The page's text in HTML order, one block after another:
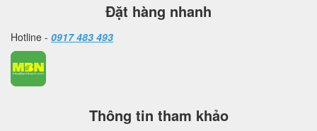
Đặt hàng nhanh
Hotline - 0917 483 493
Thông tin tham khảo